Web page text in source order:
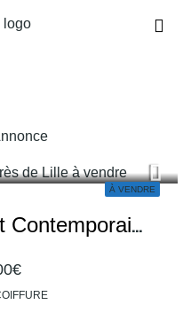
À VENDRE
Salon Spacieux Et Contemporain – Proche De Lille